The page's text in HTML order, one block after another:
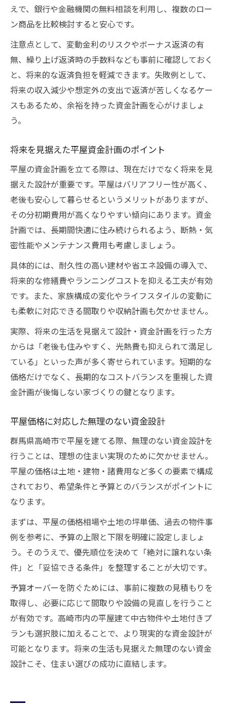
えで、銀行や金融機関の無料相談を利用し、複数のロー
ン商品を比較検討すると安心です。
注意点として、変動金利のリスクやボーナス返済の有
無、繰り上げ返済時の手数料なども事前に確認しておく
と、将来的な返済負担を軽減できます。失敗例として、
将来の収入減少や想定外の支出で返済が苦しくなるケー
スもあるため、余裕を持った資金計画を心がけましょ
う。
将来を見据えた平屋資金計画のポイント
平屋の資金計画を立てる際は、現在だけでなく将来を見
据えた設計が重要です。平屋はバリアフリー性が高く、
老後も安心して暮らせるというメリットがありますが、
その分初期費用が高くなりやすい傾向にあります。資金
計画では、長期間快適に住み続けられるよう、断熱・気
密性能やメンテナンス費用も考慮しましょう。
具体的には、耐久性の高い建材や省エネ設備の導入で、
将来的な修繕費やランニングコストを抑える工夫が有効
です。また、家族構成の変化やライフスタイルの変動に
も柔軟に対応できる間取りや収納計画も欠かせません。
実際、将来の生活を見据えて設計・資金計画を行った方
からは「老後も住みやすく、光熱費も抑えられて満足し
ている」といった声が多く寄せられています。短期的な
価格だけでなく、長期的なコストバランスを重視した資
金計画が後悔しない家づくりの鍵となります。
平屋価格に対応した無理のない資金設計
群馬県高崎市で平屋を建てる際、無理のない資金設計を
行うことは、理想の住まい実現のために欠かせません。
平屋の価格は土地・建物・諸費用など多くの要素で構成
されており、希望条件と予算とのバランスがポイントに
なります。
まずは、平屋の価格相場や土地の坪単価、過去の物件事
例を参考に、予算の上限と下限を明確に設定しましょ
う。そのうえで、優先順位を決めて「絶対に譲れない条
件」と「妥協できる条件」を整理することが大切です。
予算オーバーを防ぐためには、事前に複数の見積もりを
取得し、必要に応じて間取りや設備の見直しを行うこと
が有効です。高崎市内の平屋建て中古物件や土地付きプ
ランも選択肢に加えることで、より現実的な資金設計が
可能となります。将来の生活も見据えた無理のない資金
設計こそ、住まい選びの成功に直結します。